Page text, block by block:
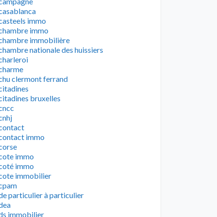
immo
immo
immobilière
nationale des huissiers
clermont ferrand
bruxelles
immo
immo
immo
immobilier
particulier à particulier
immobilier